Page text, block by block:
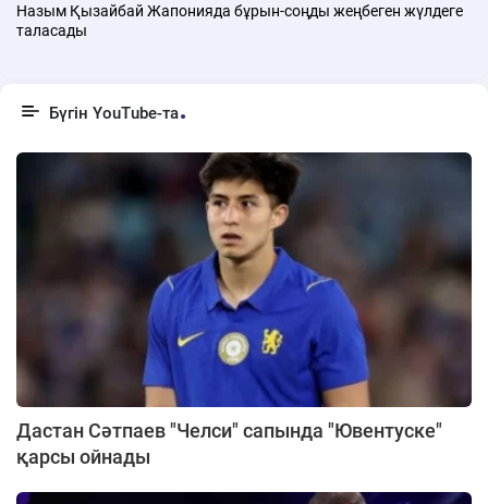
Назым Қызайбай Жапонияда бұрын-соңды жеңбеген жүлдеге
таласады
Бүгін YouTube-та
Дастан Сәтпаев "Челси" сапында "Ювентуске"
қарсы ойнады